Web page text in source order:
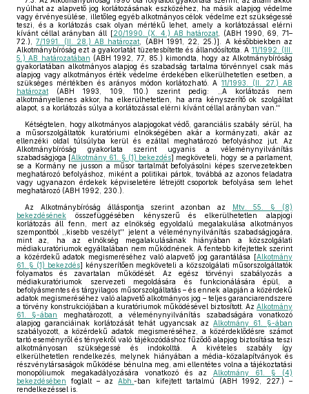
nyúlhat az alapvető jog korlátozásának eszközéhez, ha másik alapjog védelme
vagy érvényesülése, illetőleg egyéb alkotmányos célok védelme ezt szükségessé
teszi, és a korlátozás csak olyan mértékű lehet, amely a korlátozással elérni
kívánt céllal arányban áll [20/1990. (X. 4.) AB határozat , (ABH 1990, 69, 71–
72.),7/1991. (II. 28.) AB határozat , (ABH 1991, 22, 25.)]. A későbbiekben az
Alkotmánybíróság ezt a gyakorlatát tüzetesbítette és állandósította. A 11/1992. (III.
5.) AB határozatában (ABH 1992, 77, 85.) kimondta, hogy az Alkotmánybíróság
gyakorlatában alkotmányos alapjog és szabadság tartalma törvénnyel csak más
alapjog vagy alkotmányos érték védelme érdekében elkerülhetetlen esetben, a
szükséges mértékben és arányos módon korlátozható. A11/1993. (II. 27.) AB
határozat (ABH 1993, 109, 110.) szerint pedig: ,,A korlátozás nem
alkotmányellenes akkor, ha elkerülhetetlen, ha arra kényszerítő ok szolgáltat
alapot, s a korlátozás súlya a korlátozással elérni kívánt céllal arányban van.''
Kétségtelen, hogy alkotmányos alapjogokat védő, garanciális szabály sérül, ha
a műsorszolgáltatók kuratóriumi elnökségében akár a kormányzati, akár az
ellenzéki oldal túlsúlyba kerül és ezáltal meghatározó befolyáshoz jut. Az
Alkotmánybíróság gyakorlata szerint ugyanis a véleménynyilvánítás
szabadságjoga [Alkotmány 61. § (1) bekezdés] megköveteli, hogy se a parlament,
se a Kormány ne jusson a műsor tartalmát befolyásolni képes szervezetekben
meghatározó befolyáshoz, miként a politikai pártok, továbbá az azonos feladatra
vagy ugyanazon érdekek képviseletére létrejött csoportok befolyása sem lehet
meghatározó (ABH 1992, 230.).
Az Alkotmánybíróság álláspontja szerint azonban az
Mtv. 55. § (8)
bekezdésének összefüggésében kényszerű és elkerülhetetlen alapjogi
korlátozás áll fenn, mert az elnökség egyoldalú megalakulása alkotmányos
szempontból ,,kisebb veszélyt'' jelent a véleménynyilvánítás szabadságjogára,
mint az, ha az elnökség megalakulásának hiányában a közszolgálati
médiakuratóriumok egyáltalában nem működnének. A fentebb kifejtettek szerint
a közérdekű adatok megismeréséhez való alapvető jog garantálása [Alkotmány
61. § (1) bekezdés] kényszerítően megköveteli a közszolgálati műsorszolgáltatók
folyamatos és zavartalan működését. Az egész törvényi szabályozás a
médiakuratóriumok szervezeti megoldására és funkcionálására épül, a
befolyásmentes és tárgyilagos műsorszolgáltatás – és ennek alapján a közérdekű
adatok megismeréséhez való alapvető alkotmányos jog – teljes garanciarendszere
a törvény konstrukciójában a kuratóriumok működésével biztosított. Az Alkotmány
61. §-ában
meghatározott, a véleménynyilvánítás szabadságára vonatkozó
alapjog garanciáinak korlátozását tehát ugyancsak az Alkotmány 61. §-ában
szabályozott, a közérdekű adatok megismeréséhez, a közérdeklődésre számot
tartó eseményről és tényekről való tájékozódáshoz fűződő alapjog biztosítása teszi
alkotmányosan szükségessé és indokolttá. A kivételes szabály így
elkerülhetetlen rendelkezés, melynek hiányában a média-közalapítványok és
részvénytársaságok működése bénulna meg, ami ellentétes volna a tájékoztatási
monopóliumok megakadályozására vonatkozó és az Alkotmány 61. § (4)
bekezdésében foglalt – azAbh.-ban kifejtett tartalmú (ABH 1992, 227.) –
rendelkezéssel is.